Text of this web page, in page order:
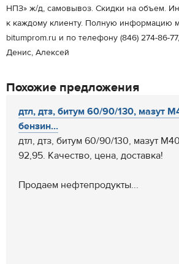
НПЗ» ж/д, самовывоз. Скидки на объем.
к каждому клиенту. Полную информацию
bitumprom.ru и по телефону (846) 274-86-
Денис, Алексей
Похожие предложения
дтл, дтз, битум 60/90/130, мазут
бензин...
дтл, дтз, битум 60/90/130, мазут
92,95. Качество, цена, доставка!
Продаем нефтепродукты...